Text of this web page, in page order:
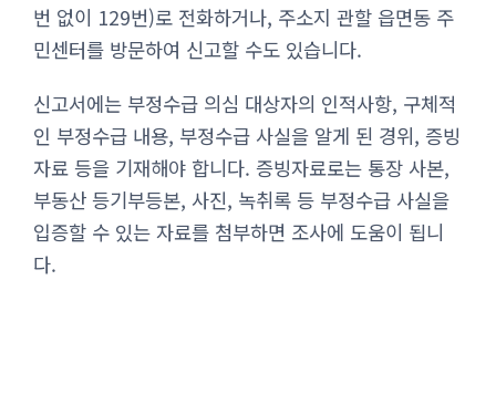
번 없이 129번)로 전화하거나, 주소지 관할 읍면동 주
민센터를 방문하여 신고할 수도 있습니다.
신고서에는 부정수급 의심 대상자의 인적사항, 구체적
인 부정수급 내용, 부정수급 사실을 알게 된 경위, 증빙
자료 등을 기재해야 합니다. 증빙자료로는 통장 사본,
부동산 등기부등본, 사진, 녹취록 등 부정수급 사실을
입증할 수 있는 자료를 첨부하면 조사에 도움이 됩니
다.